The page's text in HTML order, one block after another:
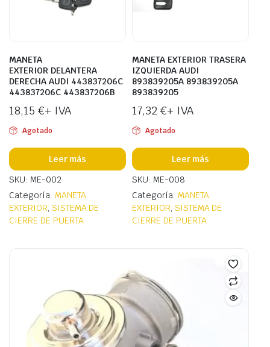
MANETA
EXTERIOR DELANTERA
DERECHA AUDI 443837206C
443837206C 443837206B
18,15 €+ IVA
Agotado
Leer más
SKU: ME-002
Categoría: MANETA
EXTERIOR, SISTEMA DE
CIERRE DE PUERTA
MANETA EXTERIOR TRASERA
IZQUIERDA AUDI
893839205A 893839205A
893839205
17,32 €+ IVA
Agotado
Leer más
SKU: ME-008
Categoría: MANETA
EXTERIOR, SISTEMA DE
CIERRE DE PUERTA